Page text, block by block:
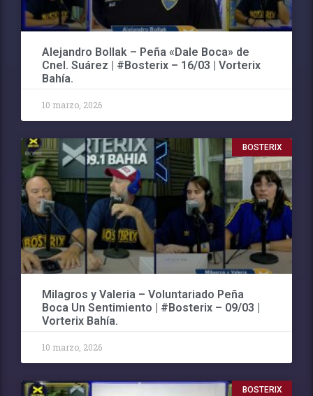
Alejandro Bollak – Peña «Dale Boca» de
Cnel. Suárez | #Bosterix – 16/03 | Vorterix
Bahía.
10 marzo, 2026
BOSTERIX
Milagros y Valeria – Voluntariado Peña
Boca Un Sentimiento | #Bosterix – 09/03 |
Vorterix Bahía.
10 marzo, 2026
BOSTERIX